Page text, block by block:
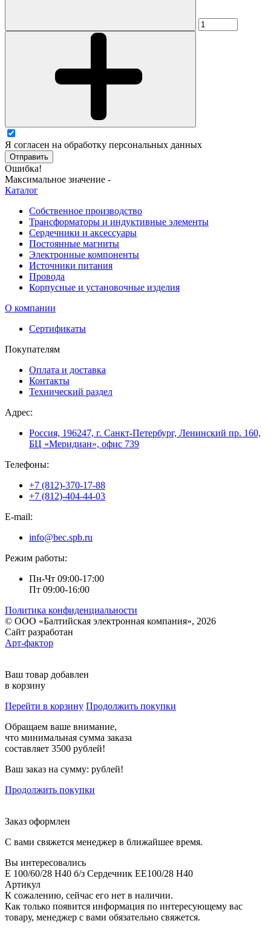
Я согласен на обработку персональных данных
Отправить
Ошибка!
Максимальное значение -
Каталог
Собственное производство
Трансформаторы и индуктивные элементы
Сердечники и аксессуары
Постоянные магниты
Электронные компоненты
Источники питания
Провода
Корпусные и установочные изделия
О компании
Сертификаты
Покупателям
Оплата и доставка
Контакты
Технический раздел
Адрес:
Россия, 196247, г. Санкт-Петербург, Ленинский пр. 160,
БЦ «Меридиан», офис 739
Телефоны:
+7 (812)-370-17-88
+7 (812)-404-44-03
E-mail:
info@bec.spb.ru
Режим работы:
Пн-Чт 09:00-17:00
Пт 09:00-16:00
Политика конфиденциальности
© ООО «Балтийская электронная компания», 2026
Сайт разработан
Арт-фактор
Ваш товар добавлен
в корзину
Перейти в корзину Продолжить покупки
Обращаем ваше внимание,
что минимальная сумма заказа
составляет 3500 рублей!
Ваш заказ на сумму: рублей!
Продолжить покупки
Заказ оформлен
С вами свяжется менеджер в ближайшее время.
Вы интересовались
E 100/60/28 H40 б/з Сердечник EE100/28 H40
Артикул
К сожалению, сейчас его нет в наличии.
Как только появится информация по интересующему вас
товару, менеджер с вами обязательно свяжется.